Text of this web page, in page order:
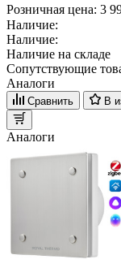
Розничная цена: 3
Наличие:
Наличие:
Наличие на складе
Сопутствующие
Аналоги
Сравнить В
Аналоги